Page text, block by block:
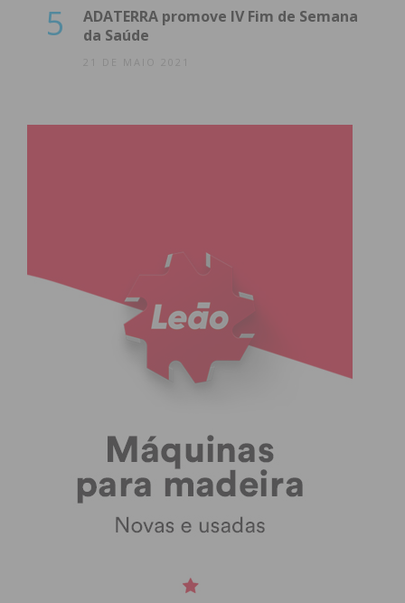
5
ADATERRA promove IV Fim de Semana
da Saúde
21 DE MAIO 2021